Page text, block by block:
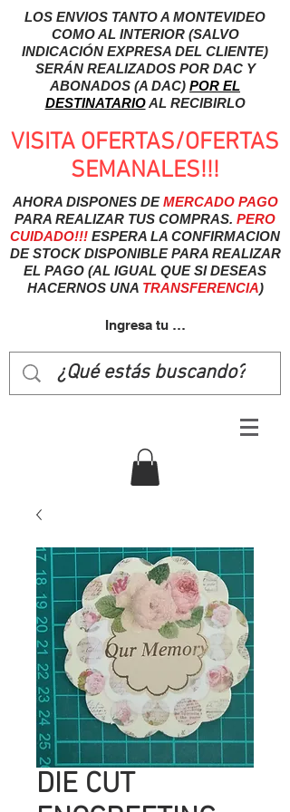
LOS ENVIOS TANTO A MONTEVIDEO
COMO AL INTERIOR (SALVO
INDICACIÓN EXPRESA DEL CLIENTE)
SERÁN REALIZADOS POR DAC Y
ABONADOS (A DAC) POR EL
DESTINATARIOAL RECIBIRLO
VISITA OFERTAS/OFERTAS
SEMANALES!!!
AHORA DISPONES DEMERCADO PAGO
PARA REALIZAR TUS COMPRAS. PERO
CUIDADO!!! ESPERA LA CONFIRMACION
DE STOCK DISPONIBLE PARA REALIZAR
EL PAGO (AL IGUAL QUE SI DESEAS
HACERNOS UNA TRANSFERENCIA)
Ingresa tu usuairo
DIE CUT